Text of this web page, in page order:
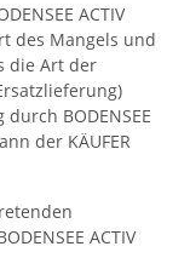
ACTIV
des Mangels und
die Art der
BODENSEE
der KÄUFER
ACTIV